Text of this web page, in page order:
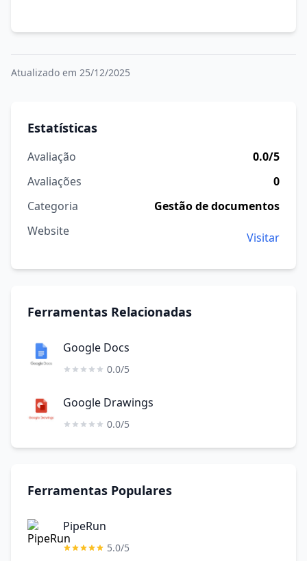
Atualizado em 25/12/2025
Estatísticas
Avaliação
0.0/5
Avaliações
0
Categoria
Gestão de documentos
Website
Visitar
Ferramentas Relacionadas
Google Docs
0.0/5
Google Drawings
0.0/5
Ferramentas Populares
PipeRun
5.0/5